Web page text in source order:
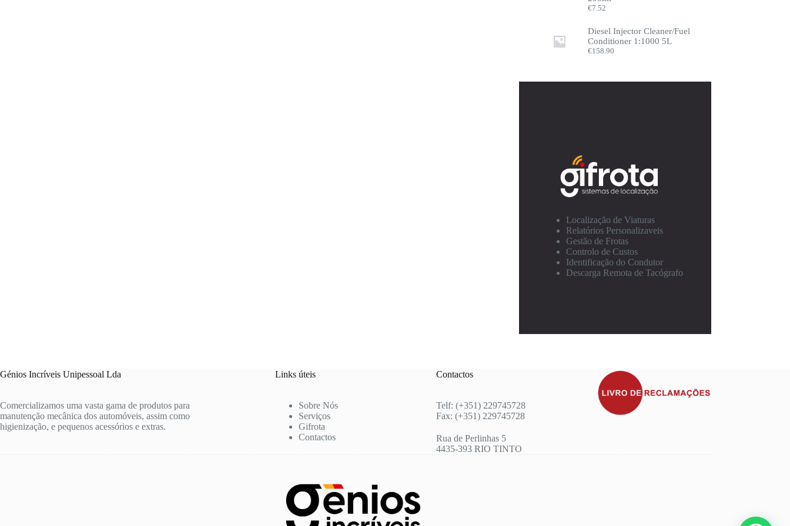
€7.52
Diesel Injector Cleaner/Fuel
Conditioner 1:1000 5L
€158.90
Localização de Viaturas
Relatórios Personalizaveis
Gestão de Frotas
Controlo de Custos
Identificação do Condutor
Descarga Remota de Tacógrafo
Génios Incríveis Unipessoal Lda
Comercializamos uma vasta gama de produtos para
manutenção mecânica dos automóveis, assim como
higienização, e pequenos acessórios e extras.
Links úteis
Sobre Nós
Serviços
Gifrota
Contactos
Contactos
Telf: (+351) 229745728
Fax: (+351) 229745728
Rua de Perlinhas 5
4435-393 RIO TINTO